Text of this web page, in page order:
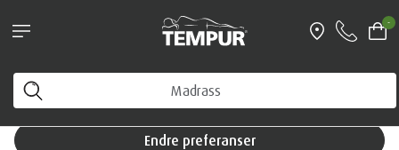
-
Book personlig veiledning - og få en Original
reisepute i gave (verdi 899 kr)
Du ser på Norge-nettstedet. Du kan endre
preferansene dine når som helst
Endre preferanser
TEMPUR®-PUTE SAMMENLIGNING